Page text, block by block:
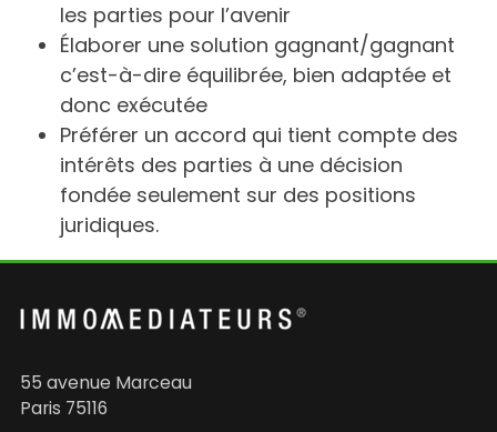
les parties pour l’avenir
Élaborer une solution gagnant/gagnant
c’est-à-dire équilibrée, bien adaptée et
donc exécutée
Préférer un accord qui tient compte des
intérêts des parties à une décision
fondée seulement sur des positions
juridiques.
55 avenue Marceau
Paris 75116